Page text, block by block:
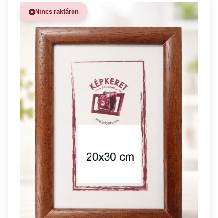
Nincs raktáron